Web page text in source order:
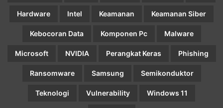
Hardware Intel Keamanan Keamanan Siber
Kebocoran Data Komponen Pc Malware
Microsoft NVIDIA Perangkat Keras Phishing
Ransomware Samsung Semikonduktor
Teknologi Vulnerability Windows 11